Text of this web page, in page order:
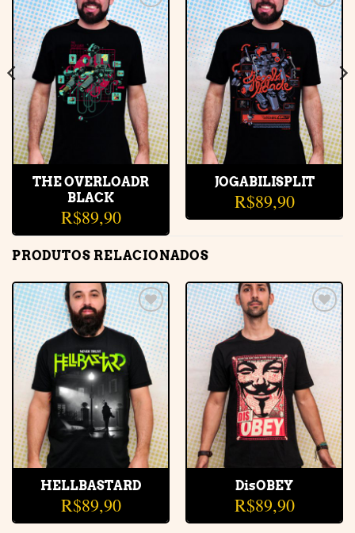
Adicionar
à lista de
desejos
THE OVERLOADR
BLACK
R$89,90
Adicionar
à lista de
desejos
JOGABILISPLIT
R$89,90
PRODUTOS RELACIONADOS
Adicionar
à lista de
desejos
HELLBASTARD
R$89,90
Adicionar
à lista de
desejos
DisOBEY
R$89,90